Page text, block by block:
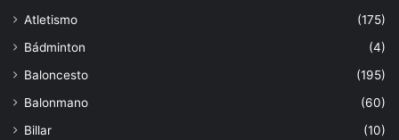
Atletismo
(175)
Bádminton
(4)
Baloncesto
(195)
Balonmano
(60)
Billar
(10)